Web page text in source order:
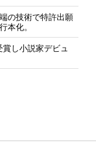
の技術で特許出願
本化。
し小説家デビュ